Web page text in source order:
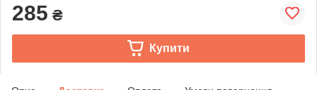
285 ₴
Купити